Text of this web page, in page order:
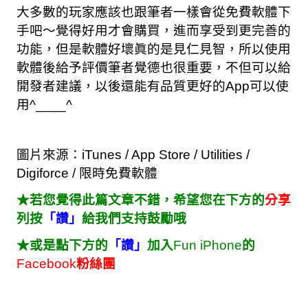
大多數的玩家應該也跟筆者一樣會從免費軟體下
手吧～覺得好用才會購買，進而享受到更完善的
功能，但是軟體好壞眞的是見仁見智，所以使用
軟體後給予評價筆者覺德也很重要，不但可以給
開發者建議，以後還能有品質更好的App可以使
用^____^
圖片來源：iTunes / App Store / Utilities /
Digiforce / 限時免費軟體
★若您覺得此篇文章不錯，希望您在下方的分享
列按 「讚」 給我們支持鼓勵哦
★或是點下方的 「讚」 加入Fun iPhone的
Facebook粉絲團